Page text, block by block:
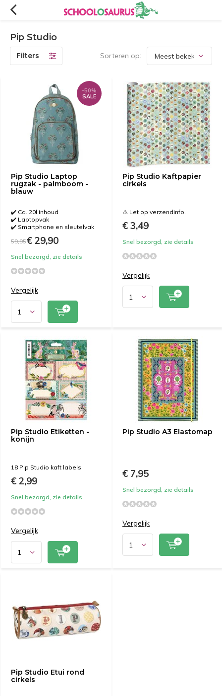
Pip Studio
Filters Sorteren op:
Pip Studio Laptop
rugzak - palmboom -
blauw
-50%
SALE
✔️ Ca. 20l inhoud
✔️ Laptopvak
✔️ Smartphone en sleutelvak
59,95€ 29,90
Snel bezorgd, zie details
Vergelijk
Pip Studio Kaftpapier
cirkels
⚠️ Let op verzendinfo.
€ 3,49
Snel bezorgd, zie details
Vergelijk
Pip Studio Etiketten -
konijn
18 Pip Studio kaft labels
€ 2,99
Snel bezorgd, zie details
Vergelijk
Pip Studio A3 Elastomap
€ 7,95
Snel bezorgd, zie details
Vergelijk
Pip Studio Etui rond
cirkels